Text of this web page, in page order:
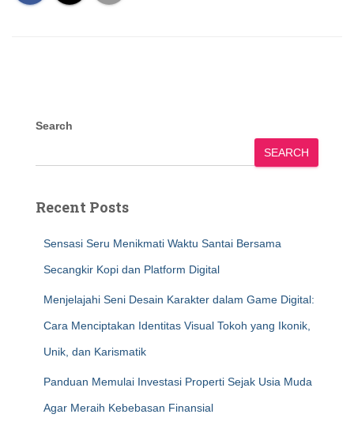
Search
SEARCH
Recent Posts
Sensasi Seru Menikmati Waktu Santai Bersama
Secangkir Kopi dan Platform Digital
Menjelajahi Seni Desain Karakter dalam Game Digital:
Cara Menciptakan Identitas Visual Tokoh yang Ikonik,
Unik, dan Karismatik
Panduan Memulai Investasi Properti Sejak Usia Muda
Agar Meraih Kebebasan Finansial